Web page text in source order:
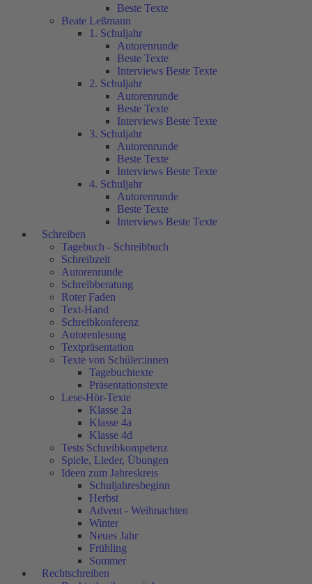
Beste Texte
Beate Leßmann
1. Schuljahr
Autorenrunde
Beste Texte
Interviews Beste Texte
2. Schuljahr
Autorenrunde
Beste Texte
Interviews Beste Texte
3. Schuljahr
Autorenrunde
Beste Texte
Interviews Beste Texte
4. Schuljahr
Autorenrunde
Beste Texte
Interviews Beste Texte
Schreiben
Tagebuch - Schreibbuch
Schreibzeit
Autorenrunde
Schreibberatung
Roter Faden
Text-Hand
Schreibkonferenz
Autorenlesung
Textpräsentation
Texte von Schüler:innen
Tagebuchtexte
Präsentationstexte
Lese-Hör-Texte
Klasse 2a
Klasse 4a
Klasse 4d
Tests Schreibkompetenz
Spiele, Lieder, Übungen
Ideen zum Jahreskreis
Schuljahresbeginn
Herbst
Advent - Weihnachten
Winter
Neues Jahr
Frühling
Sommer
Rechtschreiben